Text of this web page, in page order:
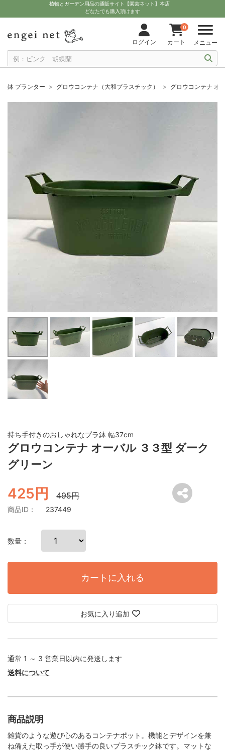
植物とガーデン用品の通販サイト【園芸ネット】本店
どなたでも購入頂けます
ログイン
0
カート メニュー
鉢 プランター グロウコンテナ（大和プラスチック） グロウコンテナ オ
持ち手付きのおしゃれなプラ鉢 幅37cm
グロウコンテナ オーバル ３３型 ダーク
グリーン
425円 495円
商品ID： 237449
数量：
カートに入れる
お気に入り追加
通常 1 ～ 3 営業日以内に発送します
送料について
商品説明
雑貨のような遊び心のあるコンテナポット。機能とデザインを兼
ね備えた取っ手が使い勝手の良いプラスチック鉢です。マットな